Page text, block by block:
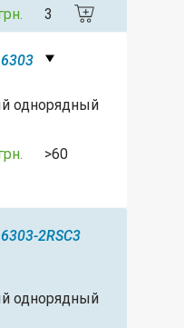
3
6303
однорядный
>60
6303-2RSC3
однорядный